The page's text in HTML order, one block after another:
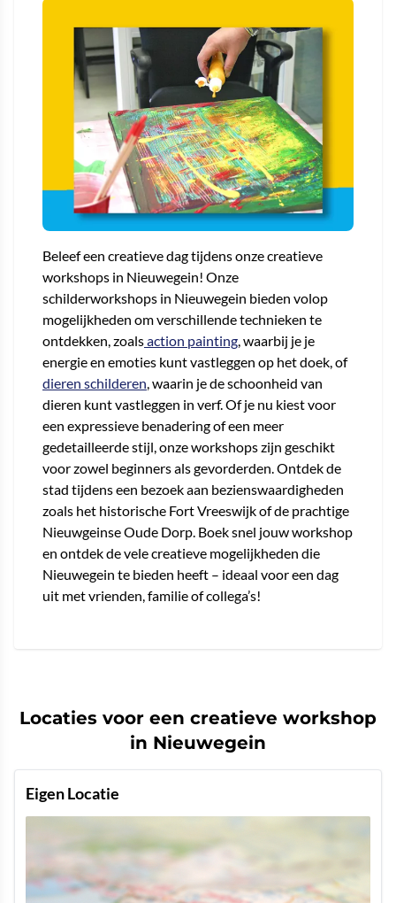
Beleef een creatieve dag tijdens onze creatieve
workshops in Nieuwegein! Onze
schilderworkshops in Nieuwegein bieden volop
mogelijkheden om verschillende technieken te
ontdekken, zoalsaction painting, waarbij je je
energie en emoties kunt vastleggen op het doek, of
dieren schilderen, waarin je de schoonheid van
dieren kunt vastleggen in verf. Of je nu kiest voor
een expressieve benadering of een meer
gedetailleerde stijl, onze workshops zijn geschikt
voor zowel beginners als gevorderden. Ontdek de
stad tijdens een bezoek aan bezienswaardigheden
zoals het historische Fort Vreeswijk of de prachtige
Nieuwgeinse Oude Dorp. Boek snel jouw workshop
en ontdek de vele creatieve mogelijkheden die
Nieuwegein te bieden heeft – ideaal voor een dag
uit met vrienden, familie of collega’s!
Locaties voor een creatieve workshop
in Nieuwegein
Eigen Locatie